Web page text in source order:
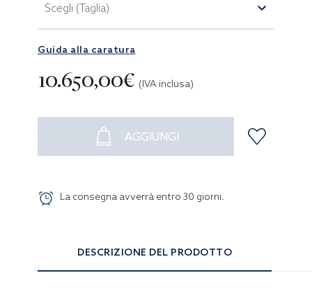
Scegli (Taglia)
Guida alla caratura
10.650,00€ (IVA inclusa)
AGGIUNGI
La consegna avverrà entro 30 giorni.
DESCRIZIONE DEL PRODOTTO